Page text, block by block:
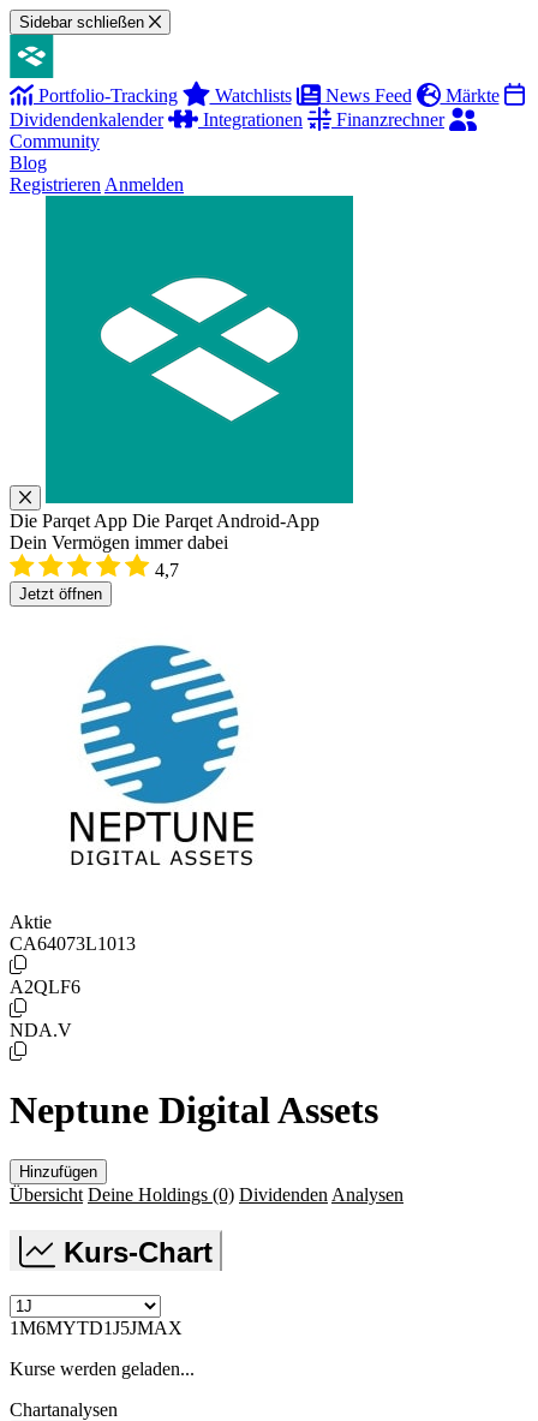
Sidebar schließen
Portfolio-Tracking Watchlists News Feed
Märkte
Dividendenkalender
Integrationen
Finanzrechner
Community
Blog
Registrieren Anmelden
Die Parqet App Die Parqet Android-App
Dein Vermögen immer dabei
4,7
Jetzt öffnen
Aktie
CA64073L1013
A2QLF6
NDA.V
Neptune Digital Assets
Hinzufügen
Übersicht Deine Holdings (0) Dividenden Analysen
Kurs-Chart
1M6MYTD1J5JMAX
Kurse werden geladen...
Chartanalysen